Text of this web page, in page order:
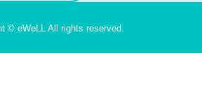
© eWeLL All rights reserved.